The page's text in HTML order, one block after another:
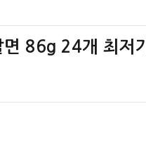
86g 24개 최저